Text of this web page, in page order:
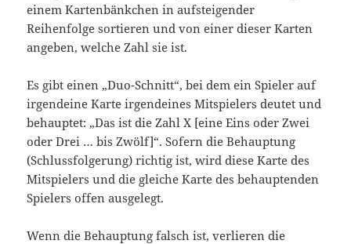
einem Kartenbänkchen in aufsteigender
Reihenfolge sortieren und von einer dieser Karten
angeben, welche Zahl sie ist.
Es gibt einen „Duo-Schnitt“, bei dem ein Spieler auf
irgendeine Karte irgendeines Mitspielers deutet und
behauptet: „Das ist die Zahl X [eine Eins oder Zwei
oder Drei … bis Zwölf]“. Sofern die Behauptung
(Schlussfolgerung) richtig ist, wird diese Karte des
Mitspielers und die gleiche Karte des behauptenden
Spielers offen ausgelegt.
Wenn die Behauptung falsch ist, verlieren die